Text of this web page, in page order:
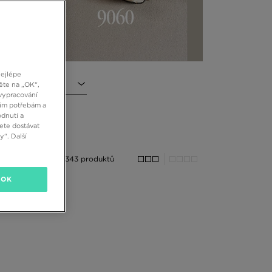
343 produktů
na „OK“,
potřebám a
a
dostávat
Další
OK